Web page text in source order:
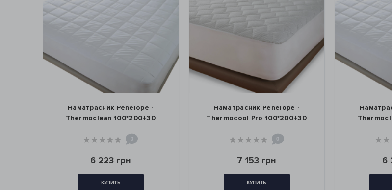
Наматрасник Penelope -
Thermoclean 100*200+30
0
6 223 грн
Наматрасник Penelope -
Thermocool Pro 100*200+30
0
7 153 грн
Наматрасник
Thermoclean
0
6 223 грн